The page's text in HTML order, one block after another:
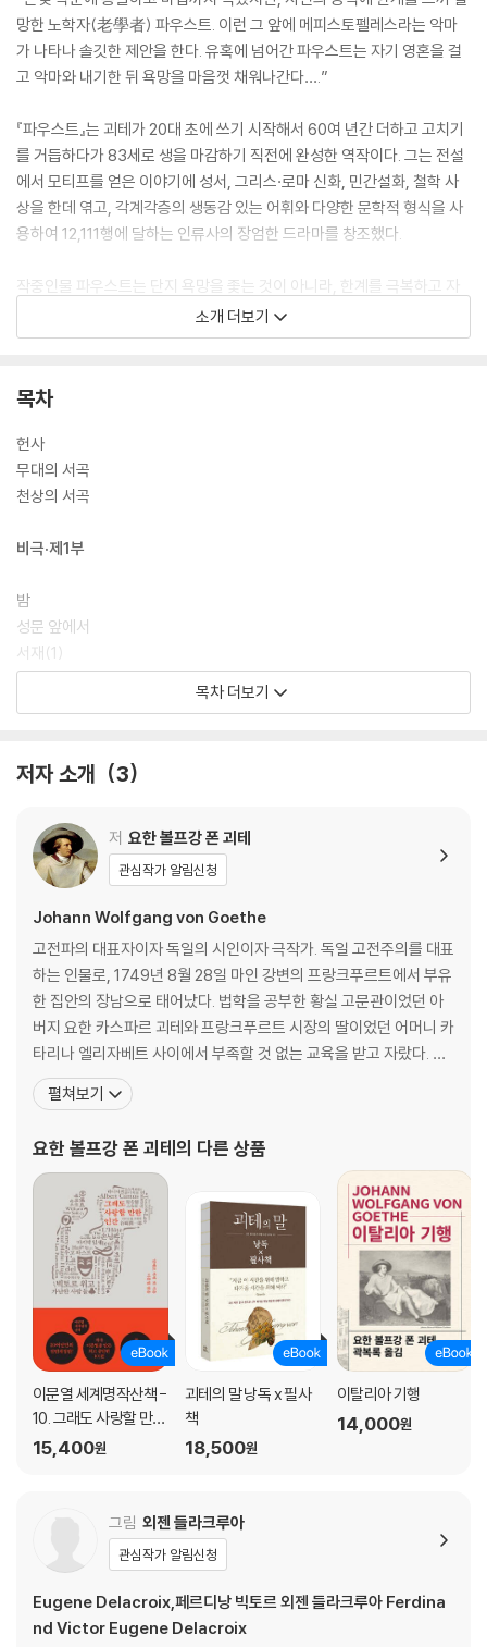
망한 노학자(老學者) 파우스트. 이런 그 앞에 메피스토펠레스라는 악마
가 나타나 솔깃한 제안을 한다. 유혹에 넘어간 파우스트는 자기 영혼을 걸
고 악마와 내기한 뒤 욕망을 마음껏 채워나간다….”
『파우스트』는 괴테가 20대 초에 쓰기 시작해서 60여 년간 더하고 고치기
를 거듭하다가 83세로 생을 마감하기 직전에 완성한 역작이다. 그는 전설
에서 모티프를 얻은 이야기에 성서, 그리스·로마 신화, 민간설화, 철학 사
상을 한데 엮고, 각계각층의 생동감 있는 어휘와 다양한 문학적 형식을 사
용하여 12,111행에 달하는 인류사의 장엄한 드라마를 창조했다.
작중인물 파우스트는 단지 욕망을 좇는 것이 아니라, 한계를 극복하고 자
신의 가능성을 완전히 펼치고자 몸부림친다. 반면 메피스토펠레스는 도덕
과 이상, 삶의 가치를 끊임없이 부정한다. 이는 인간의 마음속에서 속삭이
원형을 적나라하게 들춰내면서, 오늘을 살아가는 우리에게 존재의 의미와
로는 모순투성이 삶에서도 희망의 끈을 놓지 않고 목표를 향해 나아가도록
우리를 격려한다.
전히 몰입할 수 있는 이 작품을 독일어권 대표 번역자이자 인문학자인 안
려 대사가 귀에 감기고 가슴에 흥이 돋는 경험을 하게 될 것이다. 중요한 단
어와 구절마다 친절한 각주를 달았고, 방대한 내용을 한눈에 파악할 수 있
도록 해제 뒷부분에 줄거리를 덧붙였다. 한 점 한 점이 예술품인 대가들의
컬러 명화는 감성과 상상력을 자극하면서, 연극을 관람하듯 작품을 입체적
소개 더보기
목차
헌사
무대의 서곡
천상의 서곡
비극·제1부
밤
성문 앞에서
서재(1)
서재(2)
라이프치히의 아우어바흐 술집
저녁
이웃 여인의 집
길거리(2)
정원
정원의 정자
숲과 동굴
그레트헨의 방 195
마르테의 정원 199
우물가에서 206
성벽 사이 통로 210
대성당 221
발푸르기스 밤의 꿈 246
흐린 날 255
밤, 훤히 트인 들판 258
감옥 259
비극·제2부(5막극)
제1막
쾌적한 지역
황제의 궁성
-옥좌가 있는 홀
-곁방들이 딸린 널따란 홀
-유원지
-환하게 불이 밝혀진 홀들
-기사들의 전당
제2막
높은 아치가 있는 비좁은 고딕식 방
목차 더보기
저자 소개 3
저 요한 볼프강 폰 괴테
관심작가 알림신청
Johann Wolfgang von Goethe
고전파의 대표자이자 독일의 시인이자 극작가. 독일 고전주의를 대표
하는 인물로, 1749년 8월 28일 마인 강변의 프랑크푸르트에서 부유
한 집안의 장남으로 태어났다. 법학을 공부한 황실 고문관이었던 아
버지 요한 카스파르 괴테와 프랑크푸르트 시장의 딸이었던 어머니 카
타리나 엘리자베트 사이에서 부족할 것 없는 교육을 받고 자랐다. 라
틴어 등 어학에 뛰어났으며 독서량도 많았다. 어렸을 때 라틴어와 그
리스어, 불어와 이탈리아어 그리고 영어와 히브리어를 배웠고, 미술
웠다. 괴테는 아버지의 서재에서 2000권에 달하는 법률 서적
펼쳐보기
요한 볼프강 폰 괴테 의 다른 상품
이문열 세계명작산책 -
10. 그래도 사랑할 만한
인간
15,400원
괴테의 말 낭독 x 필사
책
18,500원
이탈리아 기행
14,000원
그림 외젠 들라크루아
관심작가 알림신청
Eugene Delacroix,페르디낭 빅토르 외젠 들라크루아 Ferdina
nd Victor Eugene Delacroix